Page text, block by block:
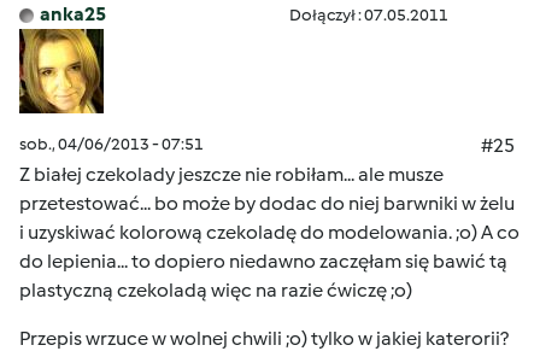
anka25 Dołączył : 07.05.2011
sob., 04/06/2013 - 07:51
#25
Z białej czekolady jeszcze nie robiłam... ale musze
przetestować... bo może by dodac do niej barwniki w żelu
i uzyskiwać kolorową czekoladę do modelowania. ;o) A co
do lepienia... to dopiero niedawno zaczęłam się bawić tą
plastyczną czekoladą więc na razie ćwiczę ;o)
Przepis wrzuce w wolnej chwili ;o) tylko w jakiej katerorii?